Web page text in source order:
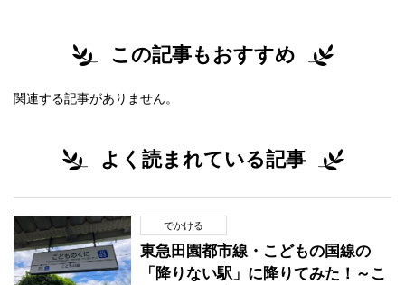
この記事もおすすめ
関連する記事がありません。
よく読まれている記事
でかける
東急田園都市線・こどもの国線の
「降りない駅」に降りてみた！～こ